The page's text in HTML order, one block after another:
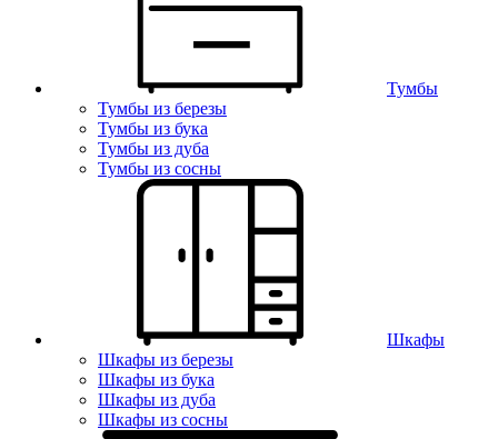
Тумбы
Тумбы из березы
Тумбы из бука
Тумбы из дуба
Тумбы из сосны
Шкафы
Шкафы из березы
Шкафы из бука
Шкафы из дуба
Шкафы из сосны